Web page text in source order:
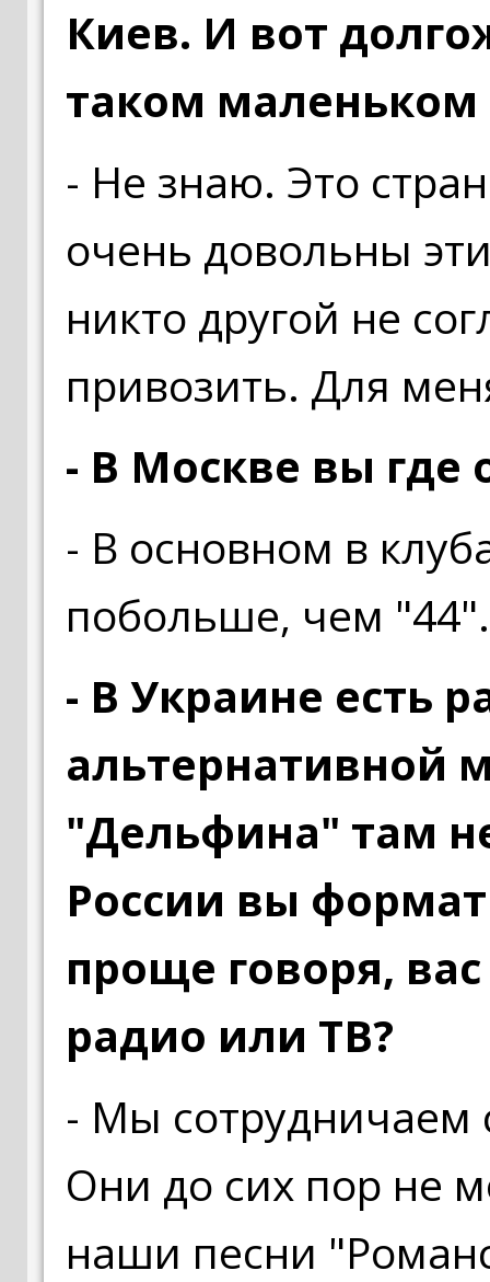
Киев. И вот
таком маленьком
- Не знаю. Это
очень довольны
никто другой не
привозить. Для
- В Москве вы где
- В основном в
побольше, чем "44".
- В Украине есть
альтернативной
"Дельфина" там
России вы
проще говоря,
радио или ТВ?
- Мы
Они до сих пор не
наши песни